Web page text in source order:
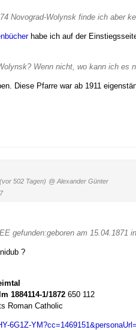
Novograd-Wolynsk finde ich aber
habe ich auf der
Wenn nicht, wo kann ich es
Diese Pfarre war ab 1911
(vor 502 Tagen) @ Alexander Günter
gefunden:geboren am 15.04.1871
?
1884114-1/1872 650 112
Roman Catholic
6G1Z-